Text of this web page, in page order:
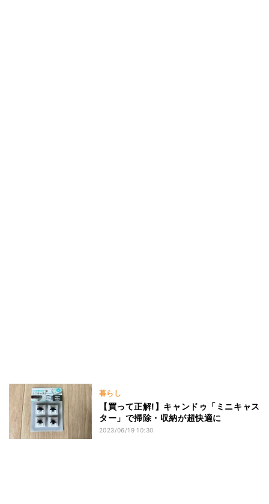
暮らし
【買って正解!】キャンドゥ「ミニキャス
ター」で掃除・収納が超快適に
2023/06/19 10:30